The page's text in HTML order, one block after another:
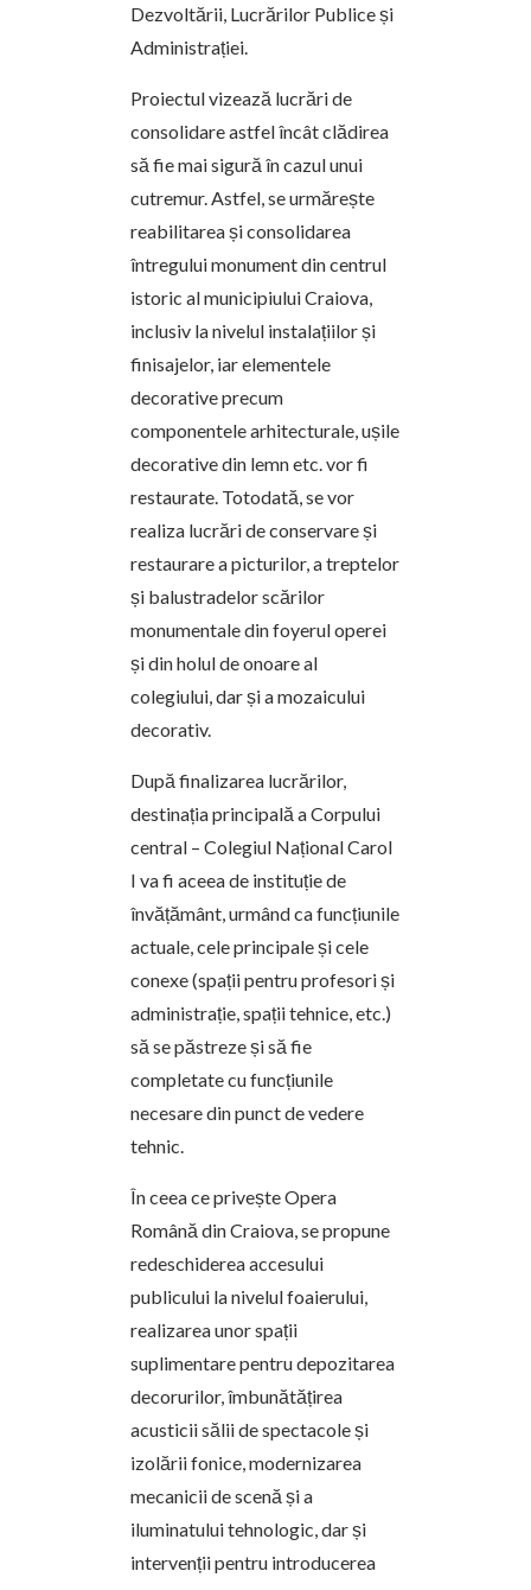
Dezvoltării, Lucrărilor Publice și
Administrației.
Proiectul vizează lucrări de
consolidare astfel încât clădirea
să fie mai sigură în cazul unui
cutremur. Astfel, se urmărește
reabilitarea și consolidarea
întregului monument din centrul
istoric al municipiului Craiova,
inclusiv la nivelul instalațiilor și
finisajelor, iar elementele
decorative precum
componentele arhitecturale, ușile
decorative din lemn etc. vor fi
restaurate. Totodată, se vor
realiza lucrări de conservare și
restaurare a picturilor, a treptelor
și balustradelor scărilor
monumentale din foyerul operei
și din holul de onoare al
colegiului, dar și a mozaicului
decorativ.
După finalizarea lucrărilor,
destinația principală a Corpului
central – Colegiul Național Carol
I va fi aceea de instituție de
învățământ, urmând ca funcțiunile
actuale, cele principale și cele
conexe (spații pentru profesori și
administrație, spații tehnice, etc.)
să se păstreze și să fie
completate cu funcțiunile
necesare din punct de vedere
tehnic.
În ceea ce privește Opera
Română din Craiova, se propune
redeschiderea accesului
publicului la nivelul foaierului,
realizarea unor spații
suplimentare pentru depozitarea
decorurilor, îmbunătățirea
acusticii sălii de spectacole și
izolării fonice, modernizarea
mecanicii de scenă și a
iluminatului tehnologic, dar și
intervenții pentru introducerea